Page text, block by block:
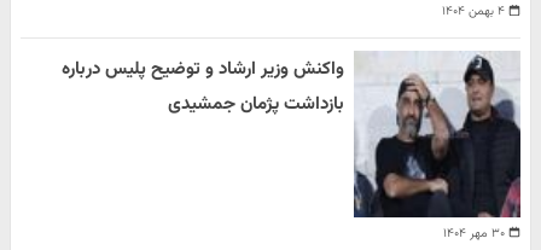
۴ بهمن ۱۴۰۴
۳۰ مهر ۱۴۰۴
واکنش وزیر ارشاد و توضیح پلیس درباره
بازداشت پژمان جمشیدی